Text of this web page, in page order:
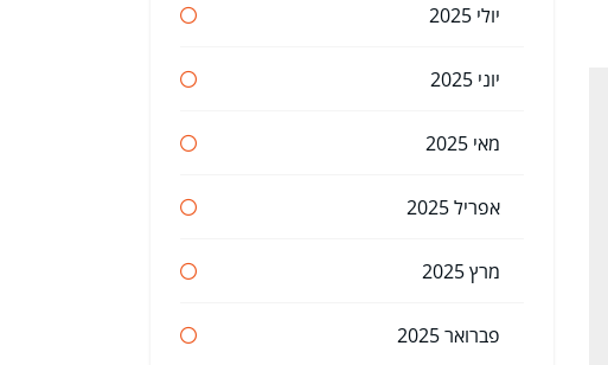
יולי 2025
יוני 2025
מאי 2025
אפריל 2025
מרץ 2025
פברואר 2025